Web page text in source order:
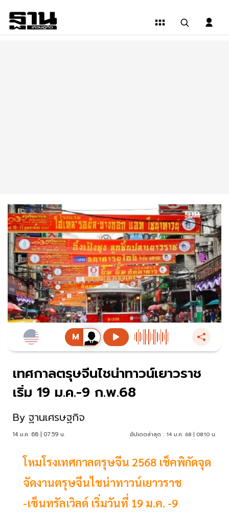
เทศกาลตรุษจีนไชน่าทาวน์เยาวราช
เริ่ม 19 ม.ค.-9 ก.พ.68
By ฐานเศรษฐกิจ
14 ม.ค. 68 | 07:59 น. อัปเดตล่าสุด : 14 ม.ค. 68 | 08:10 น.
โหมโรงเทศกาลตรุษจีน 2568 เช็คพิกัดจุด
จัดงานตรุษจีนไชน่าทาวน์เยาวราช
-เซ็นทรัลเวิลด์ เริ่มวันที่ 19 ม.ค. -9